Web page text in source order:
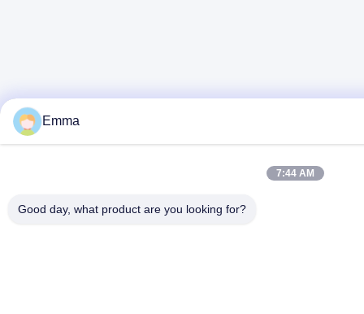
Emma
7:44 AM
Good day, what product are you looking for?